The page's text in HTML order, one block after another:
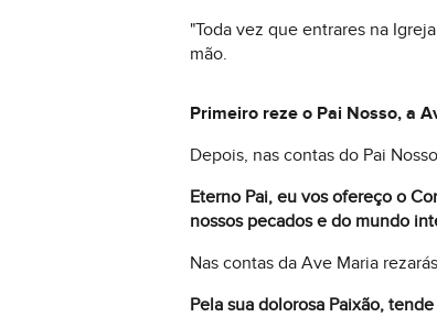
"Toda vez que entrares na
mão.
Primeiro reze o Pai Nosso, a
Depois, nas contas do Pai
Eterno Pai, eu vos ofereço o
nossos pecados e do mundo
Nas contas da Ave Maria
Pela sua dolorosa Paixão,